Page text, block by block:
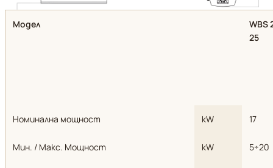
Модел
WBS
25
Номинална мощност kW 17
Мин. / Макс. Мощност kW 5÷20